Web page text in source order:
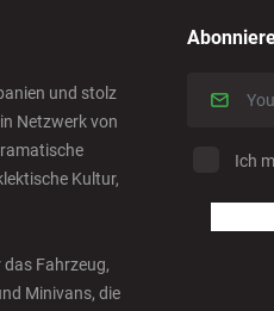
und stolz
Netzwerk von
Kultur,
Fahrzeug,
Minivans, die
Ich